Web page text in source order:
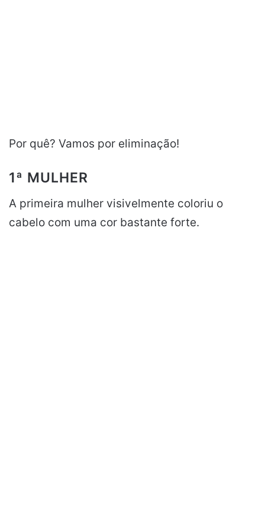
Por quê? Vamos por eliminação!
1ª MULHER
A primeira mulher visivelmente coloriu o
cabelo com uma cor bastante forte.